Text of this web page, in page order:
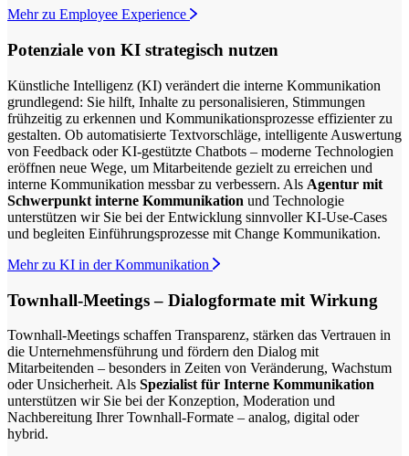
Mehr zu Employee Experience
Potenziale von KI strategisch nutzen
Künstliche Intelligenz (KI) verändert die interne Kommunikation
grundlegend: Sie hilft, Inhalte zu personalisieren, Stimmungen
frühzeitig zu erkennen und Kommunikationsprozesse effizienter zu
gestalten. Ob automatisierte Textvorschläge, intelligente Auswertung
von Feedback oder KI-gestützte Chatbots – moderne Technologien
eröffnen neue Wege, um Mitarbeitende gezielt zu erreichen und
interne Kommunikation messbar zu verbessern. Als Agentur mit
Schwerpunkt interne Kommunikation und Technologie
unterstützen wir Sie bei der Entwicklung sinnvoller KI-Use-Cases
und begleiten Einführungsprozesse mit Change Kommunikation.
Mehr zu KI in der Kommunikation
Townhall-Meetings – Dialogformate mit Wirkung
Townhall-Meetings schaffen Transparenz, stärken das Vertrauen in
die Unternehmensführung und fördern den Dialog mit
Mitarbeitenden – besonders in Zeiten von Veränderung, Wachstum
oder Unsicherheit. Als Spezialist für Interne Kommunikation
unterstützen wir Sie bei der Konzeption, Moderation und
Nachbereitung Ihrer Townhall-Formate – analog, digital oder
hybrid.